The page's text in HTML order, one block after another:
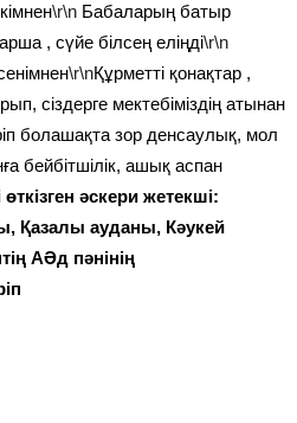
\r\n Бабаларың батыр
, сүйе білсең еліңді\r\n
\r\nҚұрметті қонақтар ,
сіздерге мектебіміздің атынан
болашақта зор денсаулық, мол
бейбітшілік, ашық аспан
өткізген әскери жетекші:
Қазалы ауданы, Кәукей
АӘд пәнінің